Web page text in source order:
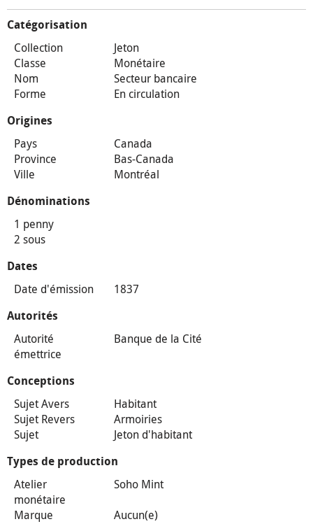
Catégorisation
Collection
Jeton
Classe
Monétaire
Nom
Secteur bancaire
Forme
En circulation
Origines
Pays
Canada
Province
Bas-Canada
Ville
Montréal
Dénominations
1 penny
2 sous
Dates
Date d'émission 1837
Autorités
Autorité
émettrice
Banque de la Cité
Conceptions
Sujet Avers
Habitant
Sujet Revers
Armoiries
Sujet
Jeton d'habitant
Types de production
Atelier
monétaire
Soho Mint
Marque
Aucun(e)